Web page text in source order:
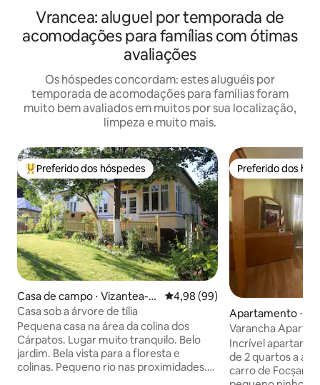
Vrancea: aluguel por temporada de
acomodações para famílias com ótimas
avaliações
Os hóspedes concordam: estes aluguéis por
temporada de acomodações para famílias foram
muito bem avaliados em muitos por sua localização,
limpeza e muito mais.
Entre os melhores preferidos dos hóspedes
Preferido dos hóspedes
Casa de campo ⋅ Vizantea-Li
vezi
4,98 de uma avaliação média
4,98 (99)
Casa sob a árvore de tília
Pequena casa na área da colina dos
Cárpatos. Lugar muito tranquilo. Belo
jardim. Bela vista para a floresta e
colinas. Pequeno rio nas proximidades.
Preferido dos
Preferido dos
Apartamento ⋅
a
Varancha
Incrível
de 2 quartos a
carro de Focșani! Bem-vindo ao nosso